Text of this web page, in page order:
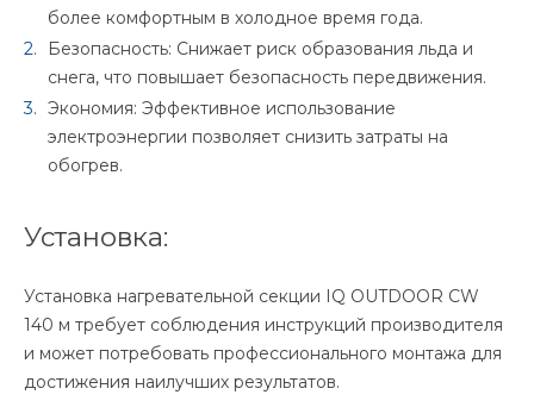
более комфортным в холодное время года.
Безопасность: Снижает риск образования льда и
снега, что повышает безопасность передвижения.
Экономия: Эффективное использование
электроэнергии позволяет снизить затраты на
обогрев.
Установка:
Установка нагревательной секции IQ OUTDOOR CW
140 м требует соблюдения инструкций производителя
и может потребовать профессионального монтажа для
достижения наилучших результатов.